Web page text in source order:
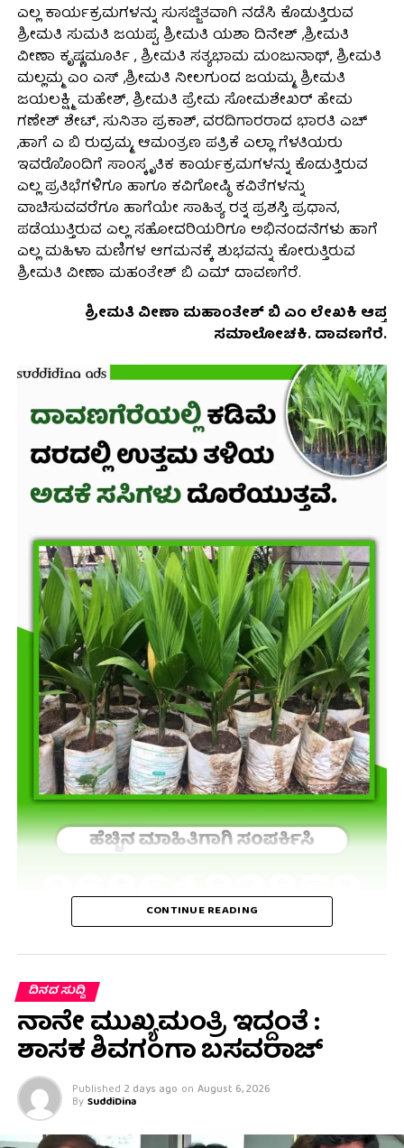
ಎಲ್ಲ ಕಾರ್ಯಕ್ರಮಗಳನ್ನು ಸುಸಜ್ಜಿತವಾಗಿ ನಡೆಸಿ ಕೊಡುತ್ತಿರುವ
ಶ್ರೀಮತಿ ಸುಮತಿ ಜಯಪ್ಪ, ಶ್ರೀಮತಿ ಯಶಾ ದಿನೇಶ್ ,ಶ್ರೀಮತಿ
ವೀಣಾ ಕೃಷ್ಣಮೂರ್ತಿ , ಶ್ರೀಮತಿ ಸತ್ಯಭಾಮ ಮಂಜುನಾಥ್, ಶ್ರೀಮತಿ
ಮಲ್ಲಮ್ಮ ಎಂ ಎಸ್ ,ಶ್ರೀಮತಿ ನೀಲಗುಂದ ಜಯಮ್ಮ, ಶ್ರೀಮತಿ
ಜಯಲಕ್ಷ್ಮಿ ಮಹೇಶ್, ಶ್ರೀಮತಿ ಪ್ರೇಮ ಸೋಮಶೇಖರ್ ಹೇಮ
ಗಣೇಶ್ ಶೇಟ್, ಸುನಿತಾ ಪ್ರಕಾಶ್, ವರದಿಗಾರರಾದ ಭಾರತಿ ಎಚ್
,ಹಾಗೆ ಎ ಬಿ ರುದ್ರಮ್ಮ, ಆಮಂತ್ರಣ ಪತ್ರಿಕೆ ಎಲ್ಲಾ ಗೆಳತಿಯರು
ಇವರೊೊಂದಿಗೆ ಸಾಂಸ್ಕೃತಿಕ ಕಾರ್ಯಕ್ರಮಗಳನ್ನು ಕೊಡುತ್ತಿರುವ
ಎಲ್ಲ ಪ್ರತಿಭೆಗಳಿಗೂ ಹಾಗೂ ಕವಿಗೋಷ್ಠಿ ಕವಿತೆಗಳನ್ನು
ವಾಚಿಸುವವರೆಗೂ ಹಾಗೆಯೇ ಸಾಹಿತ್ಯ ರತ್ನ ಪ್ರಶಸ್ತಿ ಪ್ರಧಾನ,
ಪಡೆಯುತ್ತಿರುವ ಎಲ್ಲ ಸಹೋದರಿಯರಿಗೂ ಅಭಿನಂದನೆಗಳು ಹಾಗೆ
ಎಲ್ಲ ಮಹಿಳಾ ಮಣಿಗಳ ಆಗಮನಕ್ಕೆ ಶುಭವನ್ನು ಕೋರುತ್ತಿರುವ
ಶ್ರೀಮತಿ ವೀಣಾ ಮಹಂತೇಶ್ ಬಿ ಎಮ್ ದಾವಣಗೆರೆ.
ಶ್ರೀಮತಿ ವೀಣಾ ಮಹಾಂತೇಶ್ ಬಿ ಎಂ ಲೇಖಕಿ ಆಪ್ತ
ಸಮಾಲೋಚಕಿ. ದಾವಣಗೆರೆ.
CONTINUE READING
ದಿನದ ಸುದ್ದಿ
ನಾನೇ ಮುಖ್ಯಮಂತ್ರಿ ಇದ್ದಂತೆ :
ಶಾಸಕ ಶಿವಗಂಗಾ ಬಸವರಾಜ್
Published 2 days ago on August 6, 2026
By SuddiDina